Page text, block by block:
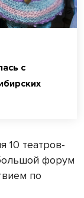
с
10 театров-
форум
по